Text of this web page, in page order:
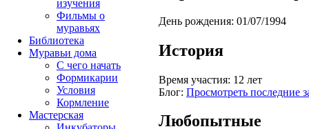
День рождения: 01/07/1994
История
Время участия: 12 лет
Блог: Просмотреть последние
Любопытные
изучения
Фильмы о
муравьях
Библиотека
Муравьи дома
С чего начать
Формикарии
Условия
Кормление
Мастерская